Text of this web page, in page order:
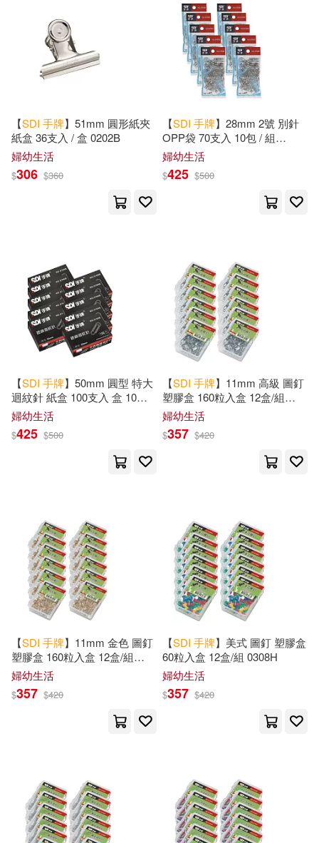
【SDI 手牌】51mm 圓形紙夾
紙盒 36支入 / 盒 0202B
婦幼生活
$306 $360
【SDI 手牌】28mm 2號 別針
OPP袋 70支入 10包 / 組
0782D
婦幼生活
$425 $500
【SDI 手牌】50mm 圓型 特大
迴紋針 紙盒 100支入 盒 10盒 /
組 0706B
婦幼生活
$425 $500
【SDI 手牌】11mm 高級 圖釘
塑膠盒 160粒入盒 12盒/組
0301H
婦幼生活
$357 $420
【SDI 手牌】11mm 金色 圖釘
塑膠盒 160粒入盒 12盒/組
0302H
婦幼生活
$357 $420
【SDI 手牌】美式 圖釘 塑膠盒
60粒入盒 12盒/組 0308H
婦幼生活
$357 $420